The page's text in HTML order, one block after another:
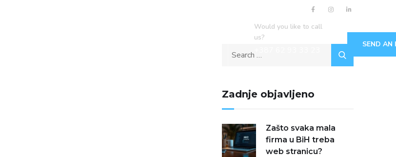
Would you like to call
us?
SEND AN
Zadnje objavljeno
Zašto svaka mala
firma u BiH treba
web stranicu?